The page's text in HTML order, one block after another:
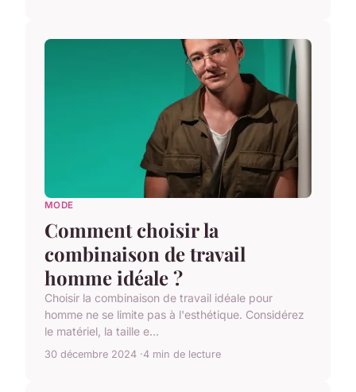
MODE
Comment choisir la
combinaison de travail
homme idéale ?
Choisir la combinaison de travail idéale pour
homme ne se limite pas à l'esthétique. Considérez
le matériel, la taille e...
30 décembre 2024 4 min de lecture